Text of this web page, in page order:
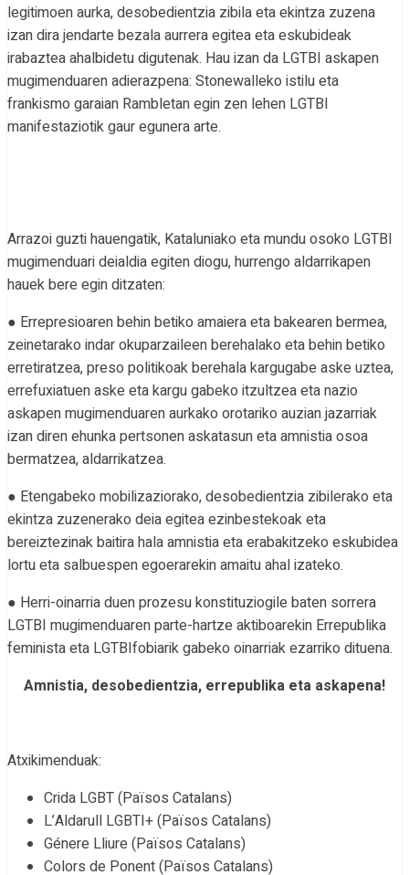
legitimoen aurka, desobedientzia zibila eta ekintza zuzena
izan dira jendarte bezala aurrera egitea eta eskubideak
irabaztea ahalbidetu digutenak. Hau izan da LGTBI askapen
mugimenduaren adierazpena: Stonewalleko istilu eta
frankismo garaian Rambletan egin zen lehen LGTBI
manifestaziotik gaur egunera arte.
Arrazoi guzti hauengatik, Kataluniako eta mundu osoko LGTBI
mugimenduari deialdia egiten diogu, hurrengo aldarrikapen
hauek bere egin ditzaten:
● Errepresioaren behin betiko amaiera eta bakearen bermea,
zeinetarako indar okuparzaileen berehalako eta behin betiko
erretiratzea, preso politikoak berehala kargugabe aske uztea,
errefuxiatuen aske eta kargu gabeko itzultzea eta nazio
askapen mugimenduaren aurkako orotariko auzian jazarriak
izan diren ehunka pertsonen askatasun eta amnistia osoa
bermatzea, aldarrikatzea.
● Etengabeko mobilizaziorako, desobedientzia zibilerako eta
ekintza zuzenerako deia egitea ezinbestekoak eta
bereiztezinak baitira hala amnistia eta erabakitzeko eskubidea
lortu eta salbuespen egoerarekin amaitu ahal izateko.
● Herri-oinarria duen prozesu konstituziogile baten sorrera
LGTBI mugimenduaren parte-hartze aktiboarekin Errepublika
feminista eta LGTBIfobiarik gabeko oinarriak ezarriko dituena.
Amnistia, desobedientzia, errepublika eta askapena!
Atxikimenduak:
Crida LGBT (Països Catalans)
L’Aldarull LGBTI+ (Països Catalans)
Génere Lliure (Països Catalans)
Colors de Ponent (Països Catalans)